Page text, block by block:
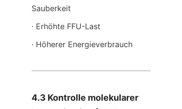
Sauberkeit
· Erhöhte FFU-Last
· Höherer Energieverbrauch
4.3 Kontrolle molekularer